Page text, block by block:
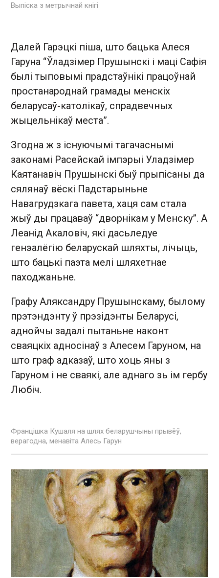
Выпіска з метрычнай кнігі
Далей Гарэцкі піша, што бацька Алеся
Гаруна “Ўладзімер Прушынскі і маці Сафія
былі тыповымі прадстаўнікі працоўнай
простанароднай грамады менскіх
беларусаў-католікаў, спрадвечных
жыцельнікаў места”.
Згодна ж з існуючымі тагачаснымі
законамі Расейскай імпэрыі Уладзімер
Каятанавіч Прушынскі быў прыпісаны да
сялянаў вёскі Падстарыньне
Навагрудзкага павета, хаця сам стала
жыў ды працаваў “дворнікам у Менску”. А
Леанід Акаловіч, які дасьледуе
генэалёгію беларускай шляхты, лічыць,
што бацькі паэта мелі шляхетнае
паходжаньне.
Графу Аляксандру Прушынскаму, былому
прэтэндэнту ў прэзідэнты Беларусі,
аднойчы задалі пытаньне наконт
сваяцкіх адносінаў з Алесем Гаруном, на
што граф адказаў, што хоць яны з
Гаруном і не сваякі, але аднаго зь ім гербу
Любіч.
Францішка Кушаля на шлях беларушчыны прывёў,
верагодна, менавіта Алесь Гарун